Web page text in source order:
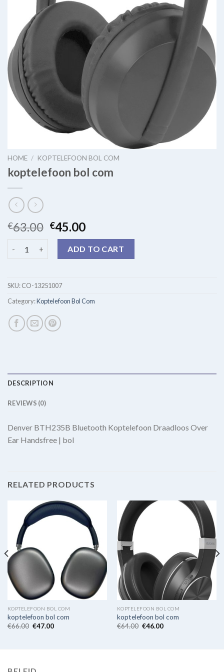
HOME / KOPTELEFOON BOL COM
koptelefoon bol com
€63.00 €45.00
ADD TO CART
SKU:CO-13251007
Category:Koptelefoon Bol Com
DESCRIPTION
REVIEWS (0)
Denver BTH235B Bluetooth Koptelefoon Draadloos Over
Ear Handsfree | bol
RELATED PRODUCTS
KOPTELEFOON BOL COM
koptelefoon bol com
€66.00 €47.00
KOPTELEFOON BOL COM
koptelefoon bol com
€64.00 €46.00